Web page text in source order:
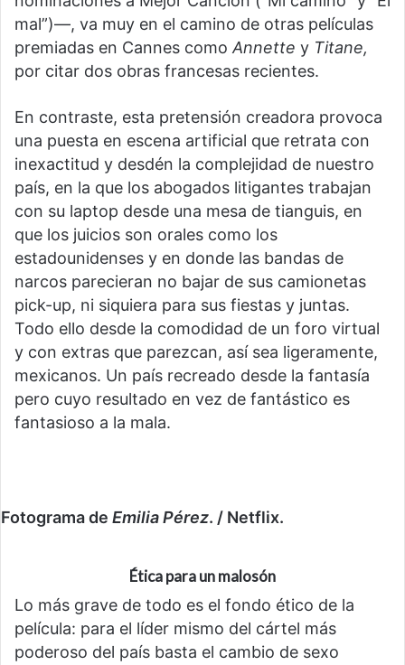
mal”)—, va muy en el camino de otras películas
premiadas en Cannes como Annette y Titane,
por citar dos obras francesas recientes.
En contraste, esta pretensión creadora provoca
una puesta en escena artificial que retrata con
inexactitud y desdén la complejidad de nuestro
país, en la que los abogados litigantes trabajan
con su laptop desde una mesa de tianguis, en
que los juicios son orales como los
estadounidenses y en donde las bandas de
narcos parecieran no bajar de sus camionetas
pick-up, ni siquiera para sus fiestas y juntas.
Todo ello desde la comodidad de un foro virtual
y con extras que parezcan, así sea ligeramente,
mexicanos. Un país recreado desde la fantasía
pero cuyo resultado en vez de fantástico es
fantasioso a la mala.
Fotograma de Emilia Pérez. / Netflix.
Ética para un malosón
Lo más grave de todo es el fondo ético de la
película: para el líder mismo del cártel más
poderoso del país basta el cambio de sexo